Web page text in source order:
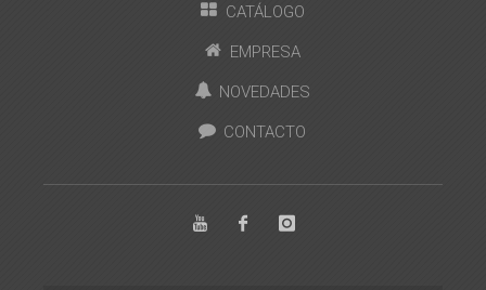
CATÁLOGO
EMPRESA
NOVEDADES
CONTACTO